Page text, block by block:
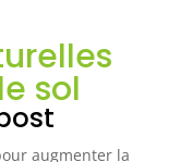
sol
augmenter la